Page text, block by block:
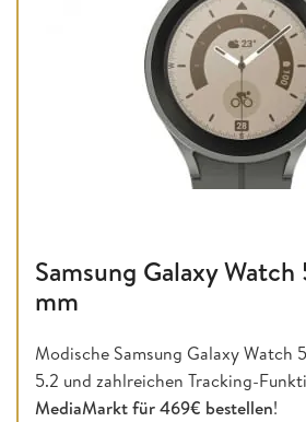
Samsung Galaxy
mm
Modische Samsung Galaxy Watch
5.2 und zahlreichen Tracking-
MediaMarkt für 469€ bestellen!